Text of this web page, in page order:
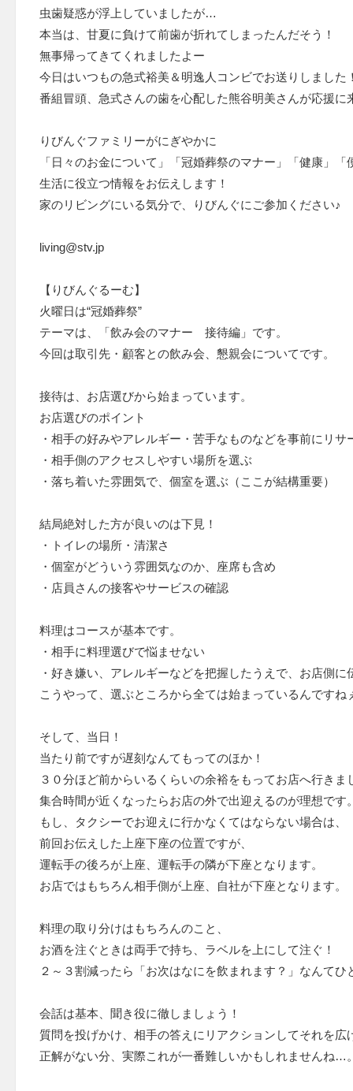
虫歯疑惑が浮上していましたが…
本当は、甘夏に負けて前歯が折れてしまったんだそう！
無事帰ってきてくれましたよー
今日はいつもの急式裕美＆明逸人コンビでお送りしました
番組冒頭、急式さんの歯を心配した熊谷明美さんが応援に
りびんぐファミリーがにぎやかに
「日々のお金について」「冠婚葬祭のマナー」「健康」「
生活に役立つ情報をお伝えします！
家のリビングにいる気分で、りびんぐにご参加ください♪
living@stv.jp
【りびんぐるーむ】
火曜日は“冠婚葬祭”
テーマは、「飲み会のマナー 接待編」です。
今回は取引先・顧客との飲み会、懇親会についてです。
接待は、お店選びから始まっています。
お店選びのポイント
・相手の好みやアレルギー・苦手なものなどを事前にリサ
・相手側のアクセスしやすい場所を選ぶ
・落ち着いた雰囲気で、個室を選ぶ（ここが結構重要）
結局絶対した方が良いのは下見！
・トイレの場所・清潔さ
・個室がどういう雰囲気なのか、座席も含め
・店員さんの接客やサービスの確認
料理はコースが基本です。
・相手に料理選びで悩ませない
・好き嫌い、アレルギーなどを把握したうえで、お店側に
こうやって、選ぶところから全ては始まっているんです
そして、当日！
当たり前ですが遅刻なんてもってのほか！
３０分ほど前からいるくらいの余裕をもってお店へ行きま
集合時間が近くなったらお店の外で出迎えるのが理想です
もし、タクシーでお迎えに行かなくてはならない場合は、
前回お伝えした上座下座の位置ですが、
運転手の後ろが上座、運転手の隣が下座となります。
お店ではもちろん相手側が上座、自社が下座となります。
料理の取り分けはもちろんのこと、
お酒を注ぐときは両手で持ち、ラベルを上にして注ぐ！
２～３割減ったら「お次はなにを飲まれます？」なんてひ
会話は基本、聞き役に徹しましょう！
質問を投げかけ、相手の答えにリアクションしてそれを
正解がない分、実際これが一番難しいかもしれませんね…